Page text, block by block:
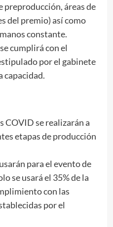
preproducción, áreas de
del premio) así como
constante.
cumplirá con el
por el gabinete
capacidad.
COVID se realizarán a
etapas de producción
para el evento de
se usará el 35% de la
con las
por el